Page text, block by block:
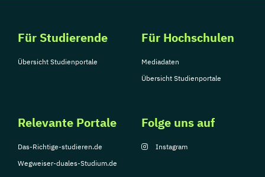
Für Studierende
Übersicht Studienportale
Für Hochschulen
Mediadaten
Übersicht Studienportale
Relevante Portale
Das-Richtige-studieren.de
Wegweiser-duales-Studium.de
Folge uns auf
Instagram